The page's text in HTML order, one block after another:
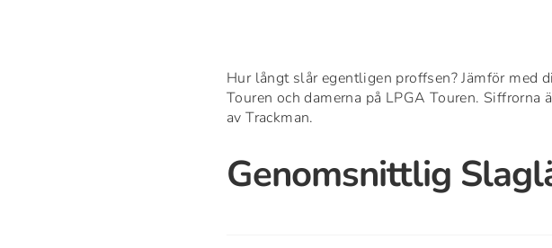
Hur långt slår egentligen proffsen? Jämför med
Touren och damerna på LPGA Touren.
av Trackman.
Genomsnittlig